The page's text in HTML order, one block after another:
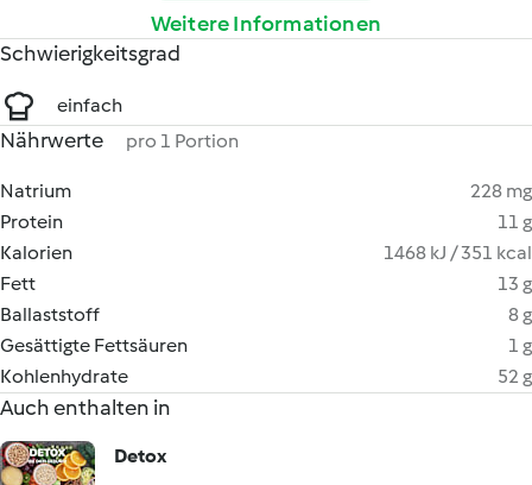
Weitere Informationen
Schwierigkeitsgrad
einfach
Nährwerte pro 1 Portion
Natrium
228 mg
Protein
11 g
Kalorien
1468 kJ / 351 kcal
Fett
13 g
Ballaststoff
8 g
Gesättigte Fettsäuren
1 g
Kohlenhydrate
52 g
Auch enthalten in
Detox